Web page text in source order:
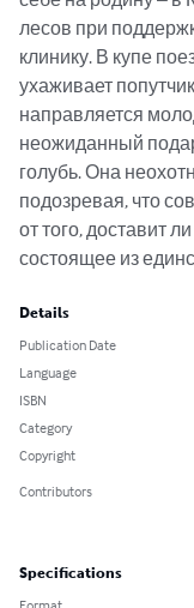
лесов при
клинику. В купе
ухаживает
направляется
неожиданный
голубь. Она
подозревая, что
от того, доставит
состоящее из
Details
Publication Date
Language
ISBN
Category
Copyright
Contributors
Specifications